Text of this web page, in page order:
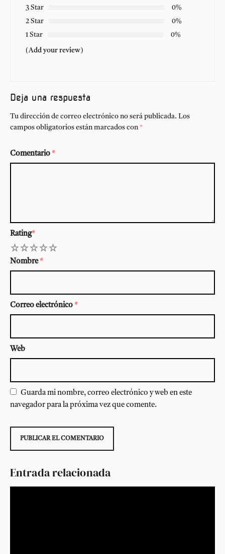
3 Star
0%
2 Star
0%
1 Star
0%
(Add your review)
Deja una respuesta
Tu dirección de correo electrónico no será publicada. Los
campos obligatorios están marcados con *
Comentario *
Rating*
5
4
3
2
Nombre *
Correo electrónico *
Web
Guarda mi nombre, correo electrónico y web en este
navegador para la próxima vez que comente.
Entrada relacionada